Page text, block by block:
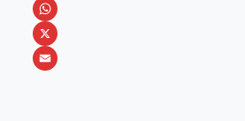
e
b
o
s
s
e
i
n
k
V
i
b
W
h
X